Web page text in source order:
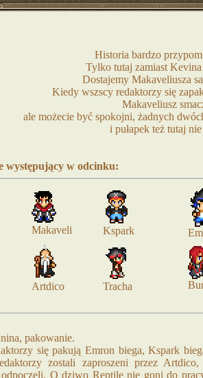
Historia bardzo
Tylko tutaj zamiast
Dostajemy Makaveliusza
Kiedy wszscy redaktorzy się
Makaveliusz
ale możecie być spokojni, żadnych
i pułapek też tutaj
występujący w odcinku:
Makaveli Kspark
Artdico Tracha
pakowanie.
się pakują Emron biega, Kspark
zostali zaproszeni przez
O dziwo Reptile nie goni do